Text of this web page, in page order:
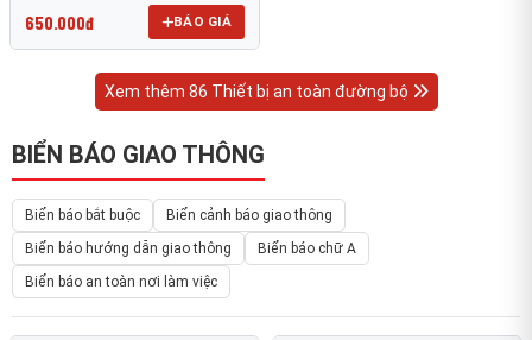
650.000đ BÁO GIÁ
Xem thêm 86 Thiết bị an toàn đường bộ
BIỂN BÁO GIAO THÔNG
Biển báo bắt buộc
Biển cảnh báo giao thông
Biển báo hướng dẫn giao thông
Biển báo chữ A
Biển báo an toàn nơi làm việc